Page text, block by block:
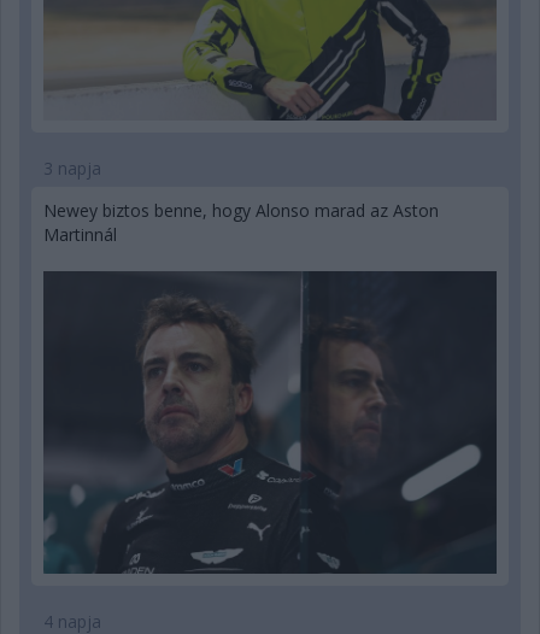
3 napja
Newey biztos benne, hogy Alonso marad az Aston
Martinnál
4 napja